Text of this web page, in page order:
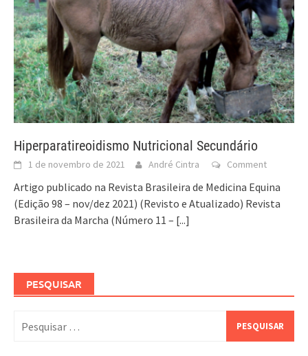
Hiperparatireoidismo Nutricional Secundário
1 de novembro de 2021 André Cintra Comment
Artigo publicado na Revista Brasileira de Medicina Equina
(Edição 98 – nov/dez 2021) (Revisto e Atualizado) Revista
Brasileira da Marcha (Número 11 – [...]
PESQUISAR
por: